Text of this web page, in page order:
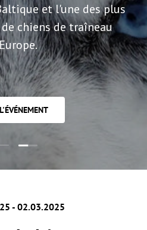
et l'une des plus
chiens de traîneau
la diapositive 1 de 2
- 02.03.2025